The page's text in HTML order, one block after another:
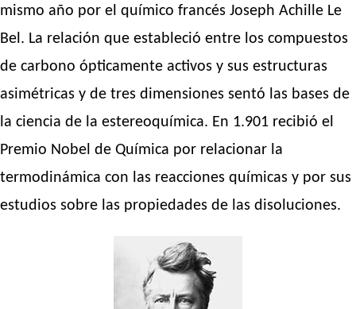
mismo año por el químico francés Joseph Achille Le
Bel. La relación que estableció entre los compuestos
de carbono ópticamente activos y sus estructuras
asimétricas y de tres dimensiones sentó las bases de
la ciencia de la estereoquímica. En 1.901 recibió el
Premio Nobel de Química por relacionar la
termodinámica con las reacciones químicas y por sus
estudios sobre las propiedades de las disoluciones.